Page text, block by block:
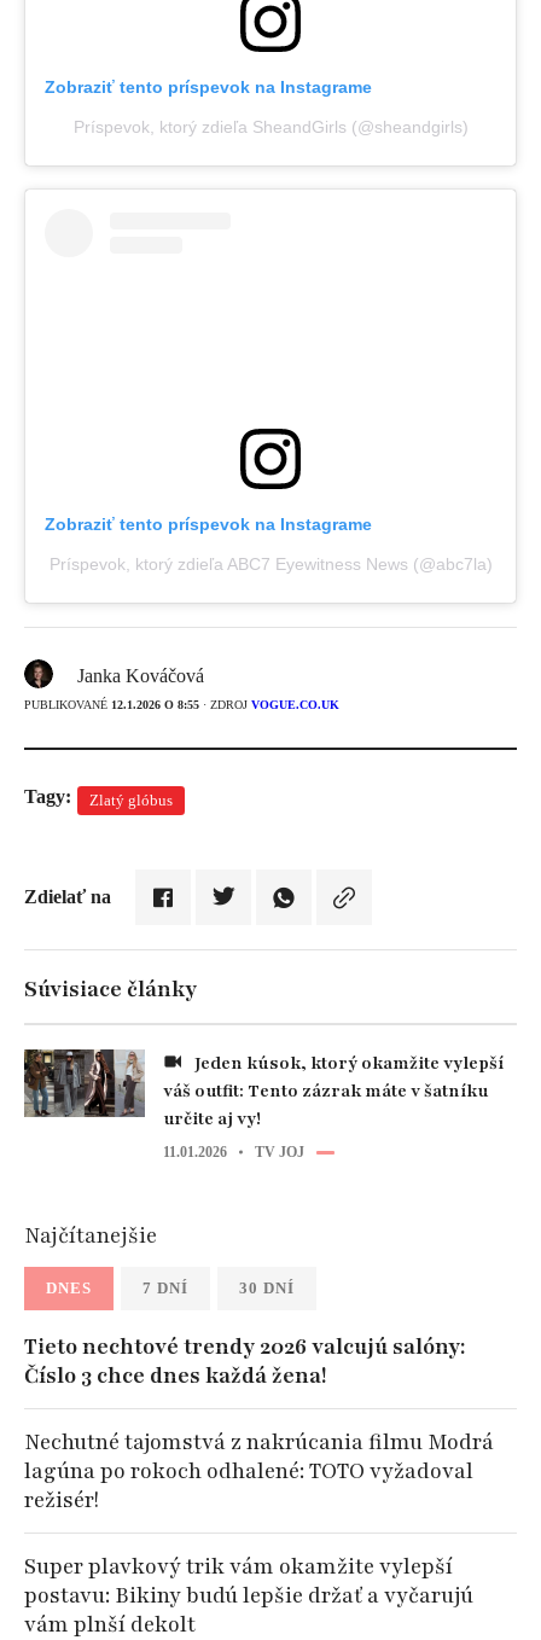
Zobraziť tento príspevok na Instagrame
Príspevok, ktorý zdieľa SheandGirls (@sheandgirls)
Zobraziť tento príspevok na Instagrame
Príspevok, ktorý zdieľa ABC7 Eyewitness News (@abc7la)
Janka Kováčová
PUBLIKOVANÉ 12.1.2026 O 8:55 · ZDROJ VOGUE.CO.UK
Tagy: Zlatý glóbus
Zdielať na
Súvisiace články
váš outfit: Tento zázrak máte v šatníku
určite aj vy!
11.01.2026 TV JOJ
Najčítanejšie
DNES 7 DNÍ 30 DNÍ
Tieto nechtové trendy 2026 valcujú salóny:
Číslo 3 chce dnes každá žena!
Nechutné tajomstvá z nakrúcania filmu Modrá
lagúna po rokoch odhalené: TOTO vyžadoval
režisér!
Super plavkový trik vám okamžite vylepší
postavu: Bikiny budú lepšie držať a vyčarujú
vám plnší dekolt